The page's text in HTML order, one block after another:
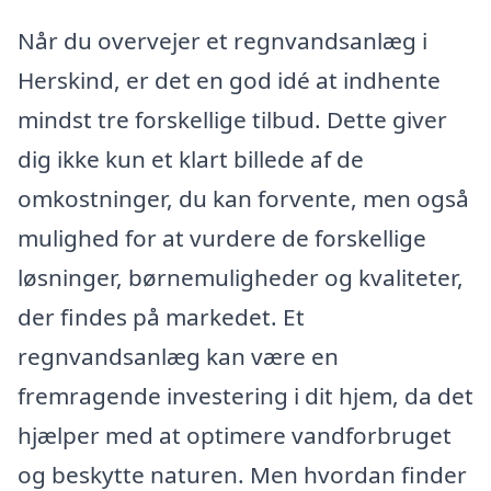
Når du overvejer et regnvandsanlæg i
Herskind, er det en god idé at indhente
mindst tre forskellige tilbud. Dette giver
dig ikke kun et klart billede af de
omkostninger, du kan forvente, men også
mulighed for at vurdere de forskellige
løsninger, børnemuligheder og kvaliteter,
der findes på markedet. Et
regnvandsanlæg kan være en
fremragende investering i dit hjem, da det
hjælper med at optimere vandforbruget
og beskytte naturen. Men hvordan finder